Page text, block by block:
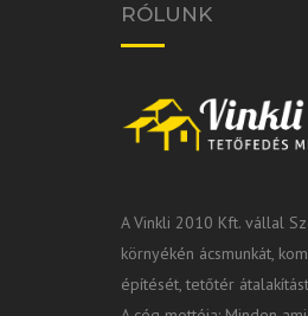
RÓLUNK
A Vinkli 2010 Kft. vállal
környékén ácsmunkát,
építését, tetőtér